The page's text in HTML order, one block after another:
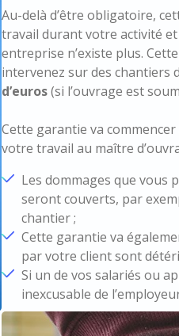
Au-delà d’être obligatoire,
travail durant votre activité
entreprise n’existe plus.
intervenez sur des chantiers
d’euros(si l’ouvrage est
Cette garantie va
votre travail au maître
Les dommages que vous
seront couverts, par
chantier ;
Cette garantie va
par votre client sont
Si un de vos salariés ou
inexcusable de